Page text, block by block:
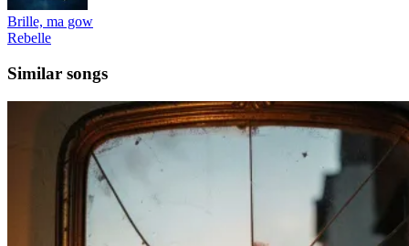
Brille, ma gow
Rebelle
Similar songs